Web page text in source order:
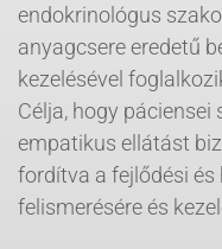
endokrinológus
anyagcsere eredetű
kezelésével
Célja, hogy
empatikus ellátást
fordítva a fejlődési
felismerésére és